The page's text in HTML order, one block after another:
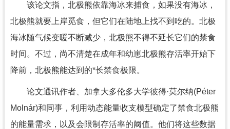
该论文指，北极熊依靠海冰来捕食，如果没有海冰，
北极熊就要上岸觅食，但它们在陆地上找不到吃的。北极
海冰随气候变暖不断减少，北极熊不得不延长它们的禁食
时间。不过，尚不清楚在成年和幼崽北极熊存活率开始下
降前，北极熊能达到的*长禁食极限。
论文通讯作者、加拿大多伦多大学彼得·莫尔纳(Péter
Molnár)和同事，利用动态能量收支模型确定了禁食北极熊
的能量需求，以及会限制存活率的阈值。他们将这些数据